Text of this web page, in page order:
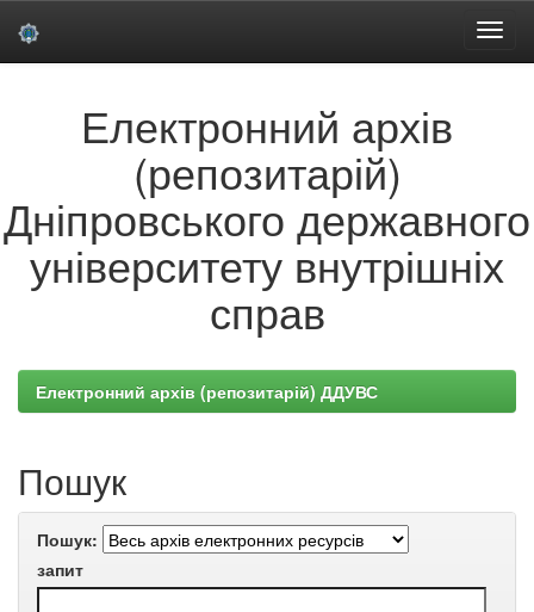
Електронний архів
(репозитарій)
Дніпровського державного
університету внутрішніх
справ
Електронний архів (репозитарій) ДДУВС
Пошук
Пошук:
запит